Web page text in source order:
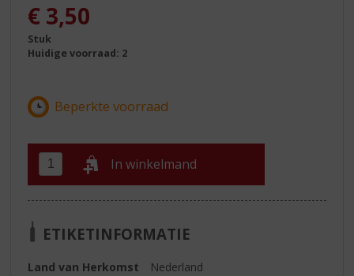
€ 3,50
Stuk
Huidige voorraad: 2
In winkelmand
ETIKETINFORMATIE
Land van Herkomst
Nederland